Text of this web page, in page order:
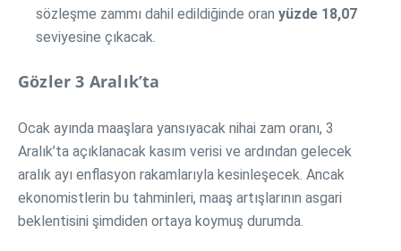
sözleşme zammı dahil edildiğinde oran yüzde 18,07
seviyesine çıkacak.
Gözler 3 Aralık’ta
Ocak ayında maaşlara yansıyacak nihai zam oranı, 3
Aralık’ta açıklanacak kasım verisi ve ardından gelecek
aralık ayı enflasyon rakamlarıyla kesinleşecek. Ancak
ekonomistlerin bu tahminleri, maaş artışlarının asgari
beklentisini şimdiden ortaya koymuş durumda.